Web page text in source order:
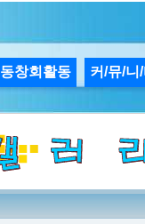
동창회활동 커/뮤/니/